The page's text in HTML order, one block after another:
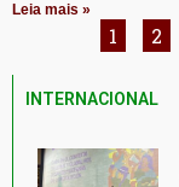
Leia mais »
1 2
INTERNACIONAL